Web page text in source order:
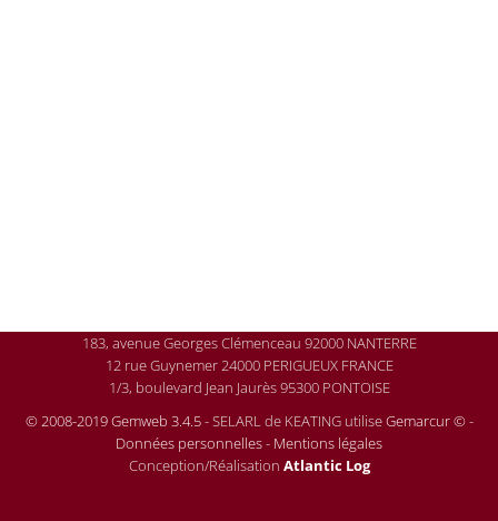
183, avenue Georges Clémenceau 92000 NANTERRE
12 rue Guynemer 24000 PERIGUEUX FRANCE
1/3, boulevard Jean Jaurès 95300 PONTOISE
© 2008-2019 Gemweb 3.4.5- SELARL de KEATING utiliseGemarcur ©-
Données personnelles- Mentions légales
Conception/Réalisation Atlantic Log